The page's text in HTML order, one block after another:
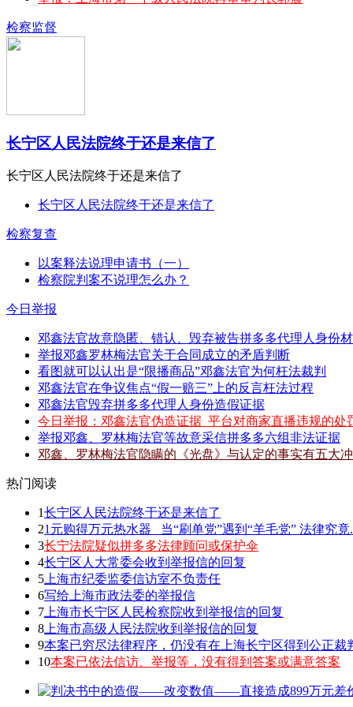
检察监督
长宁区人民法院终于还是来信了
长宁区人民法院终于还是来信了
长宁区人民法院终于还是来信了
检察复查
以案释法说理申请书（一）
检察院判案不说理怎么办？
今日举报
邓鑫法官故意隐匿、错认、毁弃被告拼多多代理人身份
举报邓鑫罗林梅法官关于合同成立的矛盾判断
看图就可以认出是“限播商品”邓鑫法官为何枉法裁判
邓鑫法官在争议焦点“假一赔三”上的反言枉法过程
邓鑫法官毁弃拼多多代理人身份造假证据
今日举报：邓鑫法官伪造证据_平台对商家直播违规的处
举报邓鑫、罗林梅法官等故意采信拼多多六组非法证据
邓鑫、罗林梅法官隐瞒的《光盘》与认定的事实有五大
热门阅读
1长宁区人民法院终于还是来信了
21元购得万元热水器 _当“刷单党”遇到“羊毛党” 法律究竟
3长宁法院疑似拼多多法律顾问或保护伞
4长宁区人大常委会收到举报信的回复
5 上海市纪委监委信访室不负责任
6写给上海市政法委的举报信
7 上海市长宁区人民检察院收到举报信的回复
8 上海市高级人民法院收到举报信的回复
9本案已穷尽法律程序，仍没有在上海长宁区得到公正裁
10本案已依法信访、举报等，没有得到答案或满意答案